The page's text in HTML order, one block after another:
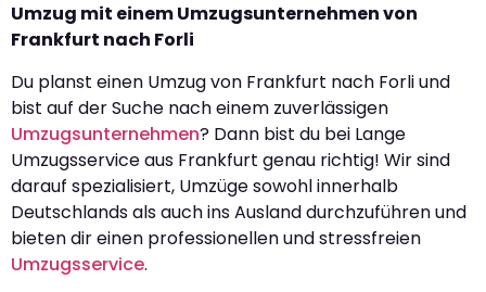
Umzug mit einem Umzugsunternehmen von
Frankfurt nach Forli
Du planst einen Umzug von Frankfurt nach Forli und
bist auf der Suche nach einem zuverlässigen
Umzugsunternehmen? Dann bist du bei Lange
Umzugsservice aus Frankfurt genau richtig! Wir sind
darauf spezialisiert, Umzüge sowohl innerhalb
Deutschlands als auch ins Ausland durchzuführen und
bieten dir einen professionellen und stressfreien
Umzugsservice.